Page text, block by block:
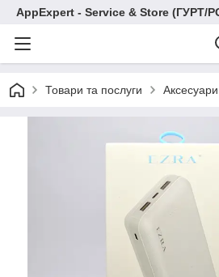
AppExpert - Service & Store (ГУРТ/
Товари та послуги Аксесуари